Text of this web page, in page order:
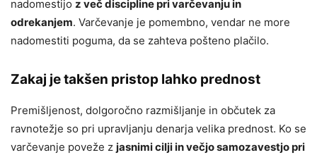
nadomestijo z več discipline pri varčevanju in
odrekanjem. Varčevanje je pomembno, vendar ne more
nadomestiti poguma, da se zahteva pošteno plačilo.
Zakaj je takšen pristop lahko prednost
Premišljenost, dolgoročno razmišljanje in občutek za
ravnotežje so pri upravljanju denarja velika prednost. Ko se
varčevanje poveže z jasnimi cilji in večjo samozavestjo pri